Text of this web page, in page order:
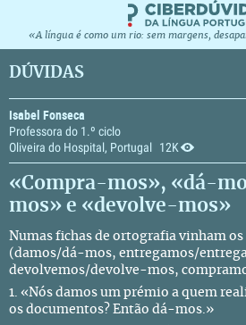
«A língua é como um rio: sem margens,
DÚVIDAS
Isabel Fonseca
Professora do 1.º ciclo
Oliveira do Hospital, Portugal
12K
«Compra-mos», «dá-
mos» e «devolve-mos»
Numas fichas de ortografia vinham
(damos/dá-mos, entregamos/
devolvemos/devolve-mos,
1. «Nós damos um prémio a quem
os documentos? Então dá-mos.»